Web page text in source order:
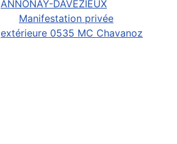
ANNONAY-DAVEZIEUX
Manifestation privée
extérieure 0535 MC Chavanoz